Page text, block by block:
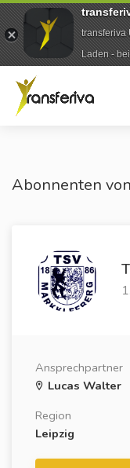
Abonnenten
Ansprechpartner
Lucas Walter
Region
Leipzig
transferiva
Laden -